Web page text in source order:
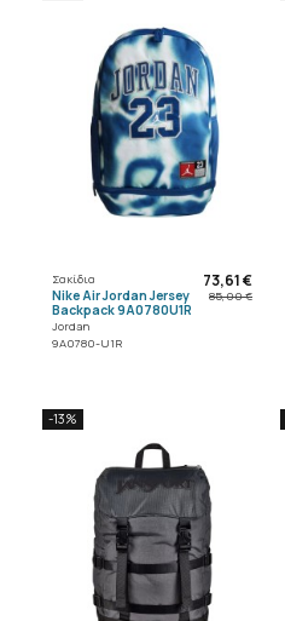
Σακίδια
Nike Air Jordan Jersey
Backpack 9A0780U1R
Jordan
9A0780-U1R
73,61 €
85,00 €
-13%